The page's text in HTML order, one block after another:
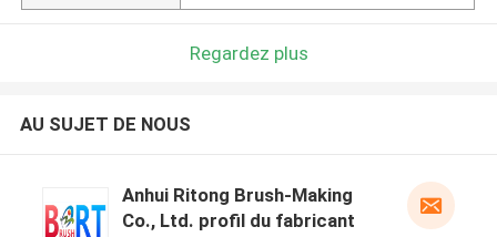
Regardez plus
AU SUJET DE NOUS
Anhui Ritong Brush-Making
Co., Ltd. profil du fabricant